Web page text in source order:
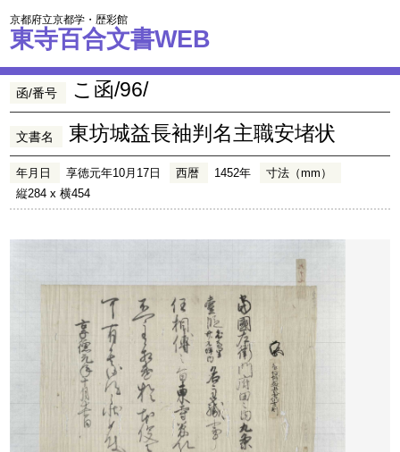
京都府立京都学・歴彩館
東寺百合文書WEB
函/番号 こ函/96/
文書名 東坊城益長袖判名主職安堵状
年月日 享徳元年10月17日 西暦 1452年
寸法（mm）
縦284 x 横454